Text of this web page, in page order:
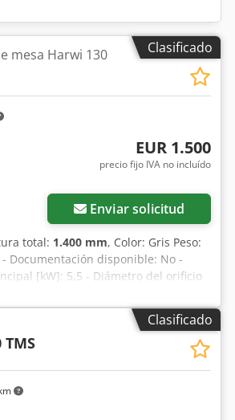
Clasificado
mesa Harwi 130
EUR 1.500
precio fijo IVA no incluído
Enviar solicitud
total: 1.400 mm, Color: Gris Peso:
Documentación disponible: No -
[kW]: 5,5 - Diámetro del orificio
hoja de sierra [mm]: 400 -
[mm]: 1500 - Ancho de la mesa
máxima [°]: 45 - Tensión [V]:
7,3 - Dimensiones de transporte: 1850
[kg]: 500 kg - Paquetes de transporte
IVA/régimen de impuestos
usados posibles en cualquier
Clasificado
TMS